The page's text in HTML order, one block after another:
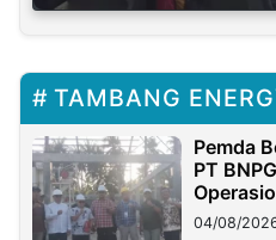
TAMBANG
Pemda
PT
04/08/